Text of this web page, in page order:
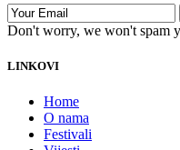
Don't worry, we won't spam
LINKOVI
Home
O nama
Festivali